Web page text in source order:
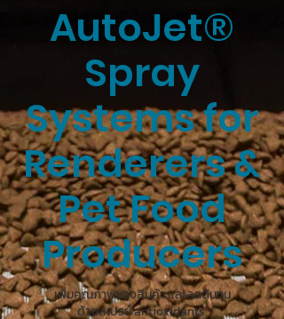
AutoJet®
Spray
Systems for
Renderers &
Pet Food
Producers
เพิ่มคุณภาพของสินค้า และลดต้นทุน
ด้วยสเปรย์ antioxidants,